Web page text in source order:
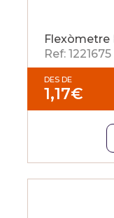
Flexòmetre
Ref: 1221675
DES DE
1,17€